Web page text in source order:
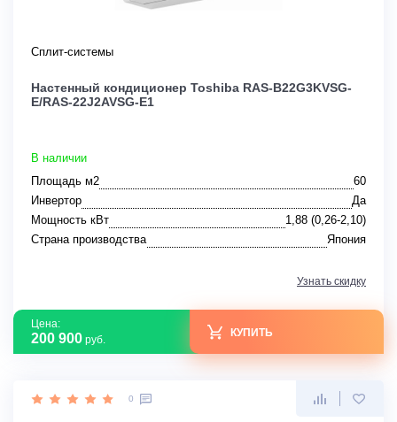
Сплит-системы
Настенный кондиционер Toshiba RAS-B22G3KVSG-
E/RAS-22J2AVSG-E1
В наличии
Площадь м2
60
Инвертор
Да
Мощность кВт
1,88 (0,26-2,10)
Страна производства
Япония
Узнать скидку
Цена:
200 900 руб.
КУПИТЬ
0